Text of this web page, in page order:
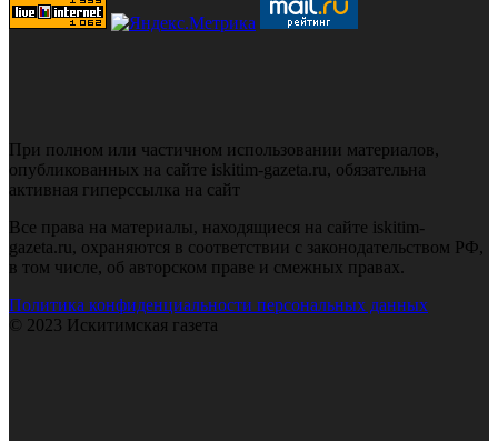
При полном или частичном использовании материалов,
опубликованных на сайте iskitim-gazeta.ru, обязательна
активная гиперссылка на сайт
Все права на материалы, находящиеся на сайте iskitim-
gazeta.ru, охраняются в соответствии с законодательством РФ,
в том числе, об авторском праве и смежных правах.
Политика конфиденциальности персональных данных
© 2023 Искитимская газета